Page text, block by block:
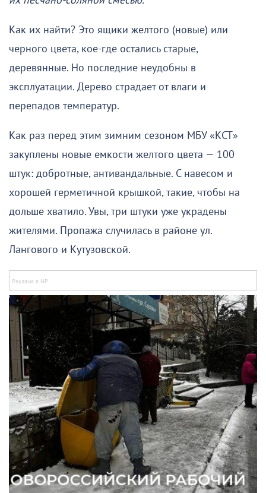
Как их найти? Это ящики желтого (новые) или
черного цвета, кое-где остались старые,
деревянные. Но последние неудобны в
эксплуатации. Дерево страдает от влаги и
перепадов температур.
Как раз перед этим зимним сезоном МБУ «КСТ»
закуплены новые емкости желтого цвета — 100
штук: добротные, антивандальные. С навесом и
хорошей герметичной крышкой, такие, чтобы на
дольше хватило. Увы, три штуки уже украдены
жителями. Пропажа случилась в районе ул.
Лангового и Кутузовской.